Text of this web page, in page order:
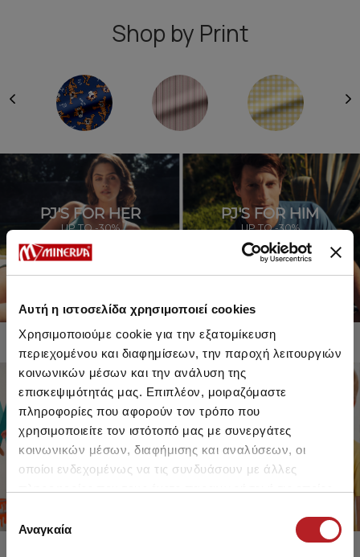
Αυτή η ιστοσελίδα χρησιμοποιεί cookies
Χρησιμοποιούμε cookie για την εξατομίκευση
περιεχομένου και διαφημίσεων, την παροχή λειτουργιών
κοινωνικών μέσων και την ανάλυση της
επισκεψιμότητάς μας. Επιπλέον, μοιραζόμαστε
πληροφορίες που αφορούν τον τρόπο που
χρησιμοποιείτε τον ιστότοπό μας με συνεργάτες
κοινωνικών μέσων, διαφήμισης και αναλύσεων, οι
οποίοι ενδεχομένως να τις συνδυάσουν με άλλες
των υπηρεσιών τους.
Επιλογή
συγκατάθεσης
Αναγκαία
Shop by Print
PJ'S FOR HER
UP TO -30%
SHOP SALE
PJ'S FOR HIM
UP TO -30%
SHOP SALE
FOR GIRLS
UP TO -30%
SHOP SALE
FOR BOYS
UP TO -30%
SHOP SALE